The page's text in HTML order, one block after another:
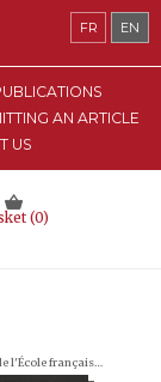
AN ARTICLE
US
(0)
FR EN
Bulletin de l'École française d'Extrême-Orient (BEFEO)